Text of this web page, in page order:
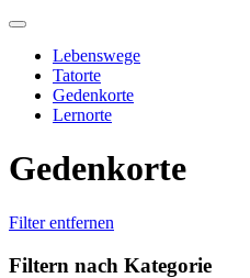
Skip
contentLebenswege
Tatorte
Gedenkorte
Lernorte
Gedenkorte
Filter entfernen
Filtern nach Kategorie